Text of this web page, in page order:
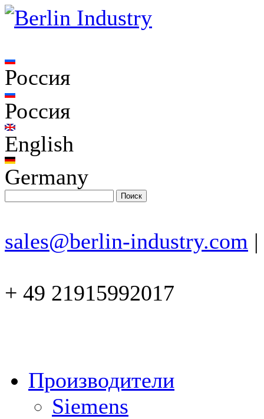
Россия
Россия
English
Germany
sales@berlin-industry.com |
+ 49 21915992017
Производители
Siemens